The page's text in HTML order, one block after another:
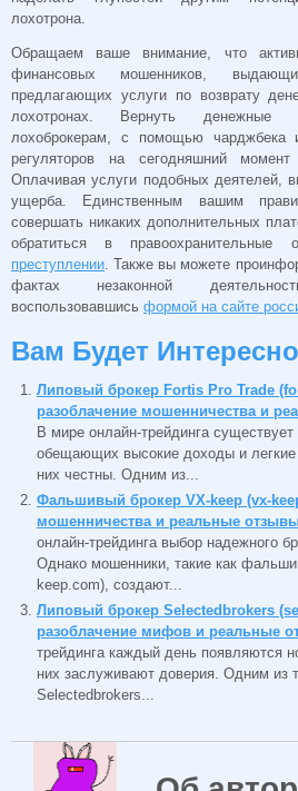
лохотрона.
Обращаем ваше внимание, что
финансовых мошенников,
предлагающих услуги по возврату
лохотронах. Вернуть денежные
лохоброкерам, с помощью чарджбека
регуляторов на сегодняшний момент
Оплачивая услуги подобных деятелей,
ущерба. Единственным вашим
совершать никаких дополнительных
обратиться в
преступлении. Также вы можете
фактах незаконной
воспользовавшись формой на сайте
Вам Будет
Липовый брокер Fortis Pro Trade
разоблачение мошенничества и
В мире онлайн-трейдинга
обещающих высокие доходы и легкие
них честны. Одним из...
Фальшивый брокер VX-keep (vx-
мошенничества и реальные
онлайн-трейдинга выбор надежного
Однако мошенники, такие как
keep.com), создают...
Липовый брокер Selectedbrokers
разоблачение мифов и реальные
трейдинга каждый день появляются
них заслуживают доверия. Одним из
Selectedbrokers...